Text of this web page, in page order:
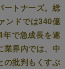
ートナーズ。総
ンドでは340億
年で急成長を遂
業界内では、中
の批判もくすぶ